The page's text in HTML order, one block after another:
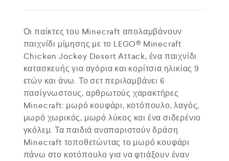
Οι παίκτες του Minecraft απολαμβάνουν
παιχνίδι μίμησης με το LEGO® Minecraft
Chicken Jockey Desert Attack, ένα παιχνίδι
κατασκευής για αγόρια και κορίτσια ηλικίας 9
ετών και άνω. Το σετ περιλαμβάνει 6
πασίγνωστους, αρθρωτούς χαρακτήρες
Minecraft: μωρό κουφάρι, κοτόπουλο, λαγός,
μωρό χωρικός, μωρό λύκος και ένα σιδερένιο
γκόλεμ. Τα παιδιά αναπαριστούν δράση
Minecraft τοποθετώντας το μωρό κουφάρι
πάνω στο κοτόπουλο για να φτιάξουν έναν